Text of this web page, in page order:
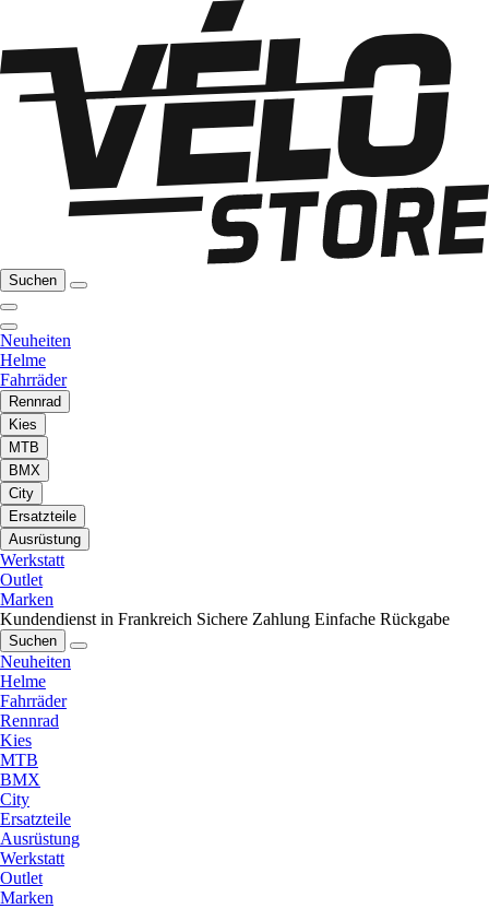
Suchen
Neuheiten
Helme
Fahrräder
Rennrad
Kies
MTB
BMX
City
Ersatzteile
Ausrüstung
Werkstatt
Outlet
Marken
Kundendienst in Frankreich Sichere Zahlung Einfache Rückgabe
Suchen
Neuheiten
Helme
Fahrräder
Rennrad
Kies
MTB
BMX
City
Ersatzteile
Ausrüstung
Werkstatt
Outlet
Marken